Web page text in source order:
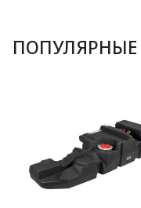
ПОПУЛЯРНЫЕ